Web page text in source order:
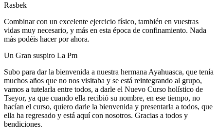
Rasbek
Combinar con un excelente ejercicio físico, también en vuestras
vidas muy necesario, y más en esta época de confinamiento. Nada
más podéis hacer por ahora.
Un Gran suspiro La Pm
Subo para dar la bienvenida a nuestra hermana Ayahuasca, que tenía
muchos años que no nos visitaba y se está reintegrando al grupo,
vamos a tutelarla entre todos, a darle el Nuevo Curso holístico de
Tseyor, ya que cuando ella recibió su nombre, en ese tiempo, no
hacían el curso, quiero darle la bienvenida y presentarla a todos, que
ella ha regresado y está aquí con nosotros. Gracias a todos y
bendiciones.